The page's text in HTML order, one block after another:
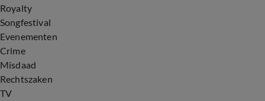
Royalty
Songfestival
Evenementen
Crime
Misdaad
Rechtszaken
TV